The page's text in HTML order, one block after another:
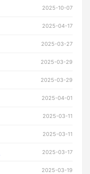
2025-10-07
2025-04-17
2025-03-27
2025-03-29
2025-03-29
2025-04-01
2025-03-11
2025-03-11
2025-03-17
2025-03-19